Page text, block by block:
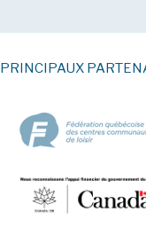
PRINCIPAUX